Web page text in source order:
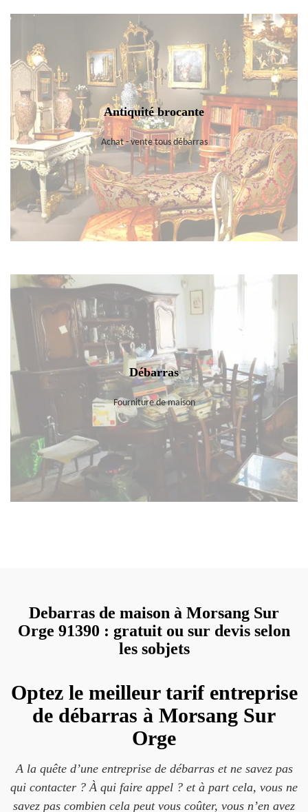
Antiquité brocante
Achat - vente tous débarras
Débarras
Fourniture de maison
Debarras de maison à Morsang Sur
Orge 91390 : gratuit ou sur devis selon
les sobjets
Optez le meilleur tarif entreprise
de débarras à Morsang Sur
Orge
A la quête d’une entreprise de débarras et ne savez pas
qui contacter ? À qui faire appel ? et à part cela, vous ne
savez pas combien cela peut vous coûter, vous n’en avez